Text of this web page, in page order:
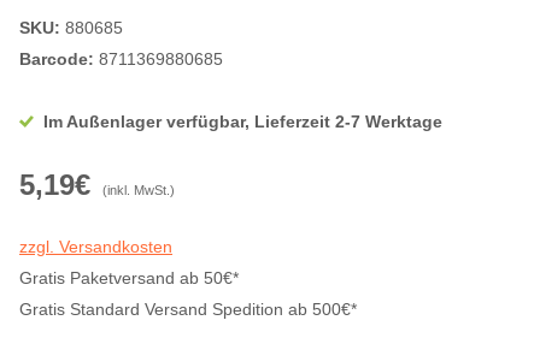
SKU: 880685
Barcode: 8711369880685
Im Außenlager verfügbar, Lieferzeit 2-7 Werktage
5,19€ (inkl. MwSt.)
zzgl. Versandkosten
Gratis Paketversand ab 50€*
Gratis Standard Versand Spedition ab 500€*